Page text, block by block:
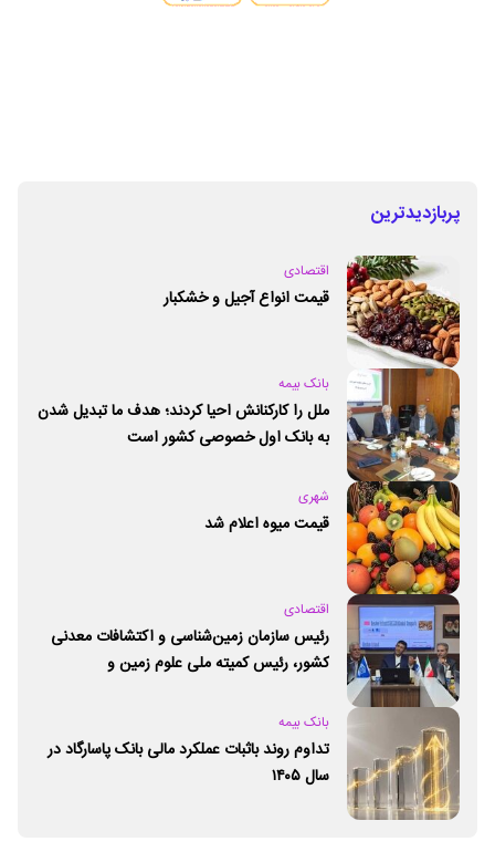
پربازدیدترین
اقتصادی
قیمت انواع آجیل و خشکبار
بانک بیمه
ملل را کارکنانش احیا کردند؛ هدف ما تبدیل شدن
به بانک اول خصوصی کشور است
شهری
قیمت میوه اعلام شد
اقتصادی
رئیس سازمان زمین‌شناسی و اکتشافات معدنی
کشور،‌ رئیس کمیته ملی علوم زمین و
بانک بیمه
تداوم روند باثبات عملکرد مالی بانک پاسارگاد در
سال ۱۴۰۵